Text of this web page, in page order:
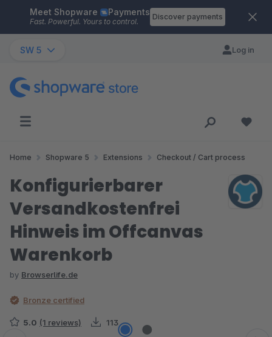
Skip to main content
Meet Shopware Payments
Fast. Powerful. Yours to control.
Discover payments
SW 5 Log in
Home Shopware 5 Extensions Checkout / Cart process
Konfigurierbarer
Versandkostenfrei
Hinweis im Offcanvas
Warenkorb
by Browserlife.de
Bronze certified
5.0 (1 reviews) 113